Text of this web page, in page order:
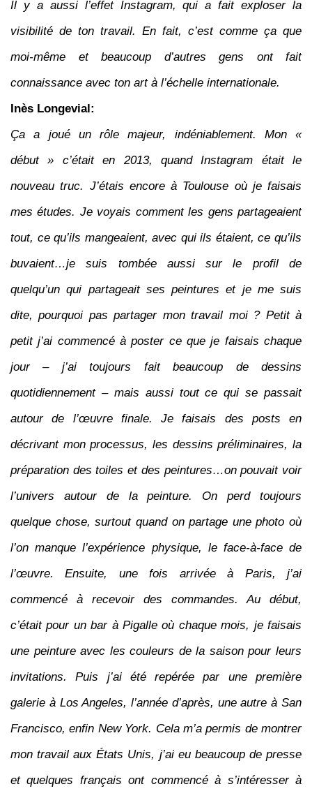
Il y a aussi l’effet Instagram, qui a fait exploser la
visibilité de ton travail. En fait, c’est comme ça que
moi-même et beaucoup d’autres gens ont fait
connaissance avec ton art à l’échelle internationale.
Inès Longevial:
Ça a joué un rôle majeur, indéniablement. Mon «
début » c’était en 2013, quand Instagram était le
nouveau truc. J’étais encore à Toulouse où je faisais
mes études. Je voyais comment les gens partageaient
tout, ce qu’ils mangeaient, avec qui ils étaient, ce qu’ils
buvaient…je suis tombée aussi sur le profil de
quelqu’un qui partageait ses peintures et je me suis
dite, pourquoi pas partager mon travail moi ? Petit à
petit j’ai commencé à poster ce que je faisais chaque
jour – j’ai toujours fait beaucoup de dessins
quotidiennement – mais aussi tout ce qui se passait
autour de l’œuvre finale. Je faisais des posts en
décrivant mon processus, les dessins préliminaires, la
préparation des toiles et des peintures…on pouvait voir
l’univers autour de la peinture. On perd toujours
quelque chose, surtout quand on partage une photo où
l’on manque l’expérience physique, le face-à-face de
l’œuvre. Ensuite, une fois arrivée à Paris, j’ai
commencé à recevoir des commandes. Au début,
c’était pour un bar à Pigalle où chaque mois, je faisais
une peinture avec les couleurs de la saison pour leurs
invitations. Puis j’ai été repérée par une première
galerie à Los Angeles, l’année d’après, une autre à San
Francisco, enfin New York. Cela m’a permis de montrer
mon travail aux États Unis, j’ai eu beaucoup de presse
et quelques français ont commencé à s’intéresser à